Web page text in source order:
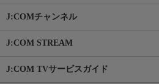
J:COMチャンネル
J:COM STREAM
J:COM TVサービスガイド